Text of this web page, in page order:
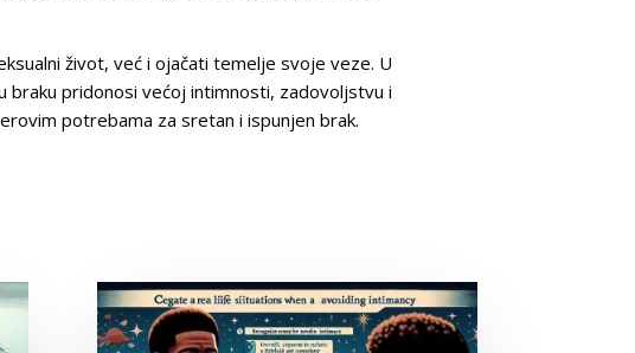
život, već i ojačati temelje svoje veze. U
braku pridonosi većoj intimnosti, zadovoljstvu i
potrebama za sretan i ispunjen brak.